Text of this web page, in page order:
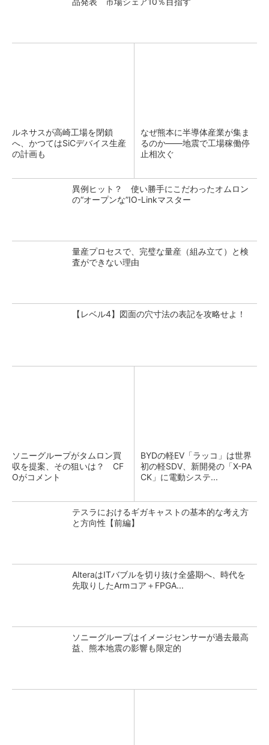
ルネサスが高崎工場を閉鎖
へ、かつてはSiCデバイス生産
の計画も
なぜ熊本に半導体産業が集ま
るのか――地震で工場稼働停
止相次ぐ
異例ヒット？ 使い勝手にこだわったオムロン
の“オープンな”IO-Linkマスター
量産プロセスで、完璧な量産（組み立て）と検
査ができない理由
【レベル4】図面の穴寸法の表記を攻略せよ！
ソニーグループがタムロン買
収を提案、その狙いは？ CF
Oがコメント
BYDの軽EV「ラッコ」は世界
初の軽SDV、新開発の「X-PA
CK」に電動システ...
テスラにおけるギガキャストの基本的な考え方
と方向性【前編】
AlteraはITバブルを切り抜け全盛期へ、時代を
先取りしたArmコア＋FPGA...
ソニーグループはイメージセンサーが過去最高
益、熊本地震の影響も限定的